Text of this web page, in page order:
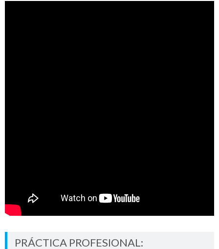
PRÁCTICA PROFESIONAL: